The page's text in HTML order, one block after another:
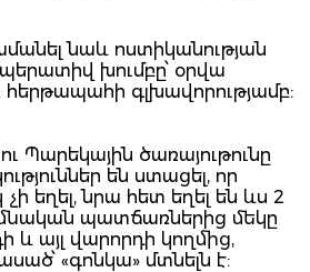
նաև ոստիկանության
խումբը՝ օրվա
գլխավորությամբ:
Պարեկային ծառայութունը
են ստացել, որ
եղել, նրա հետ եղել են ևս 2
պատճառներից մեկը
և այլ վարորդի կողմից,
«գոնկա» մտնելն է: